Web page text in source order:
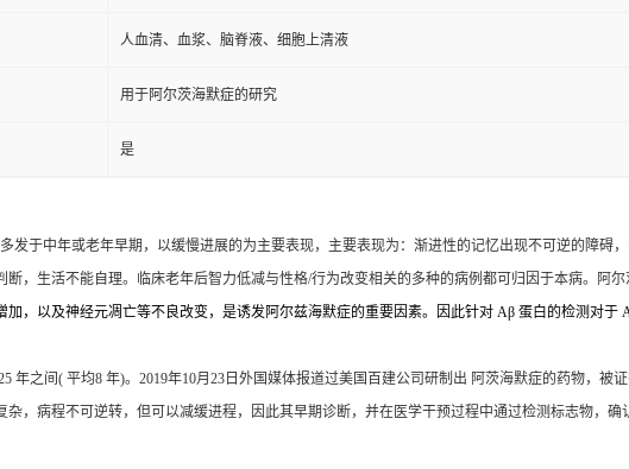
人血清、血浆、脑脊液、细胞上清液
用于阿尔茨海默症的研究
是
发于中年或老年早期，以缓慢进展的为主要表现，主要表现为：渐进性的记忆出现不可逆的障
，生活不能自理。临床老年后智力低减与性格/行为改变相关的多种的病例都可归因于本病。阿
，以及神经元凋亡等不良改变，是诱发阿尔兹海默症的重要因素。因此针对 Aβ 蛋白的检测对于
年之间( 平均8 年)。2019年10月23日外国媒体报道过美国百建公司研制出 阿茨海默症的药物，
，病程不可逆转，但可以减缓进程，因此其早期诊断，并在医学干预过程中通过检测标志物，确